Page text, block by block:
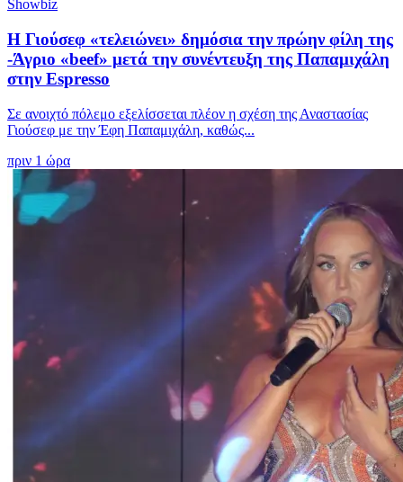
Showbiz
Η Γιούσεφ «τελειώνει» δημόσια την πρώην φίλη της
-Άγριο «beef» μετά την συνέντευξη της Παπαμιχάλη
στην Espresso
Σε ανοιχτό πόλεμο εξελίσσεται πλέον η σχέση της Αναστασίας
Γιούσεφ με την Έφη Παπαμιχάλη, καθώς...
πριν 1 ώρα